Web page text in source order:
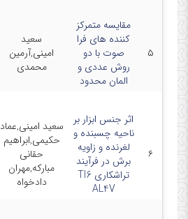
۵
مقایسه متمرکز
کننده های فرا
صوت با دو
روش عددی و
المان محدود
سعید
امینی,آرمین
محمدی
۶
اثر جنس ابزار بر
ناحیه چسبنده و
لغرنده و زاویه
برش در فرآیند
تراشکاری TI6
AL4V
سعید امینی,عماد
حکیمی,ابراهیم
حقانی
مبارکه,مهران
دادخواه